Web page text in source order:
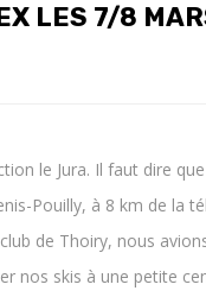
LES 7/8
le Jura. Il faut dire que
Pouilly, à 8 km de la
de Thoiry, nous
nos skis à une petite